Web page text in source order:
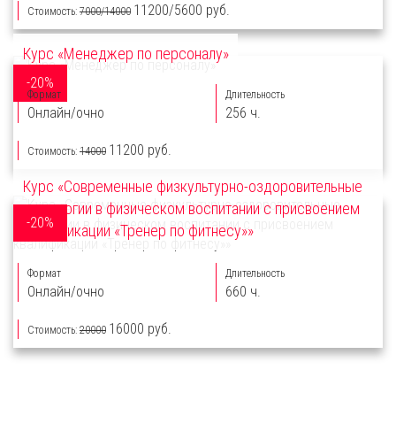
Стоимость: 7000/14000 11200/5600 руб.
Курс «Менеджер по персоналу»
-20%
Формат
Онлайн/очно
Длительность
256 ч.
Стоимость: 14000 11200 руб.
Курс «Современные физкультурно-оздоровительные
технологии в физическом воспитании с присвоением
квалификации «Тренер по фитнесу»»
-20%
Формат
Онлайн/очно
Длительность
660 ч.
Стоимость: 20000 16000 руб.